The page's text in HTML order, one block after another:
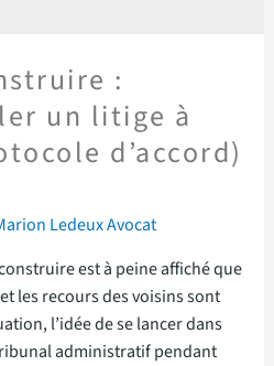
:
un litige à
d’accord)
Ledeux Avocat
est à peine affiché que
les recours des voisins sont
l’idée de se lancer dans
administratif pendant